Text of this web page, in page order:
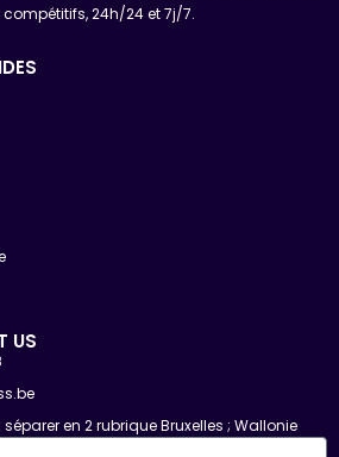
24h/24 et 7j/7.
US
en 2 rubrique Bruxelles ; Wallonie